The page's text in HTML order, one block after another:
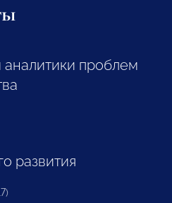
аналитики проблем
развития